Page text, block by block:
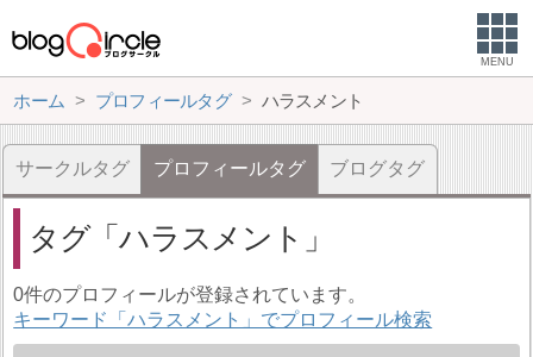
MENU
ホーム プロフィールタグ ハラスメント
サークルタグ プロフィールタグ ブログタグ
タグ ハラスメント
0件のプロフィールが登録されています。
キーワード「ハラスメント」でプロフィール検索